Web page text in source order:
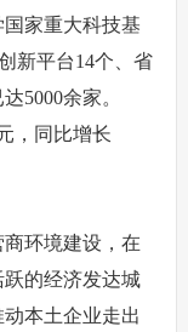
家重大科技基
新平台14个、省
5000余家。
，同比增长
环境建设，在
的经济发达城
本土企业走出